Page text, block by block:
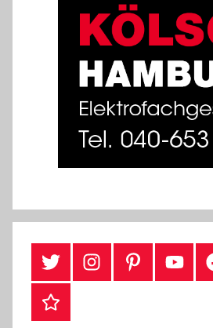
Twitter InstragramPinterest
Webshop